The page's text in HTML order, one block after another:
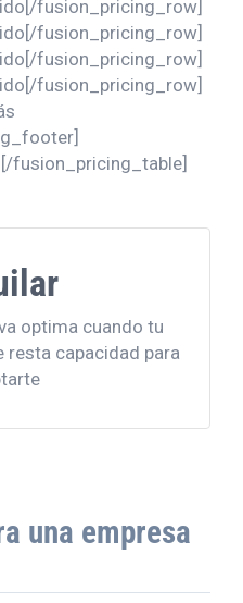
fusion_pricing_row]
fusion_pricing_row]
fusion_pricing_row]
fusion_pricing_row]
fusion_pricing_table]
optima cuando tu
resta capacidad para
flexibles que
empresa
manera
una empresa